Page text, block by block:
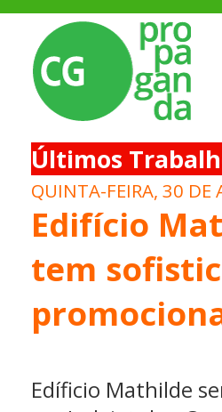
Últimos
QUINTA-FEIRA, 30 DE
Edifício
tem
Edíficio Mathilde